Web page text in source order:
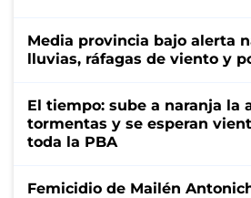
Media provincia bajo alerta
lluvias, ráfagas de viento y
El tiempo: sube a naranja la
tormentas y se esperan
toda la PBA
Femicidio de Mailén